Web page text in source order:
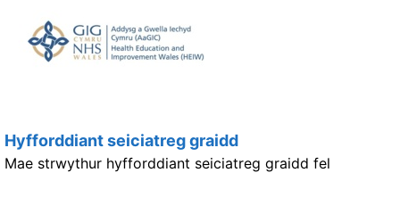
Hyfforddiant seiciatreg graidd
Mae strwythur hyfforddiant seiciatreg graidd fel